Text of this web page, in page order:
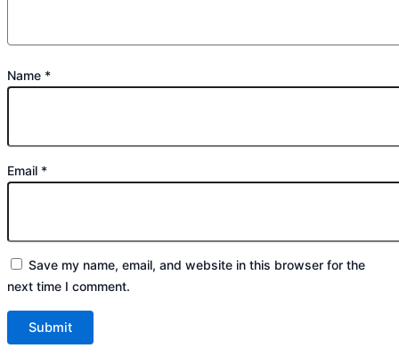
Name *
Email *
Save my name, email, and website in this browser for the
next time I comment.